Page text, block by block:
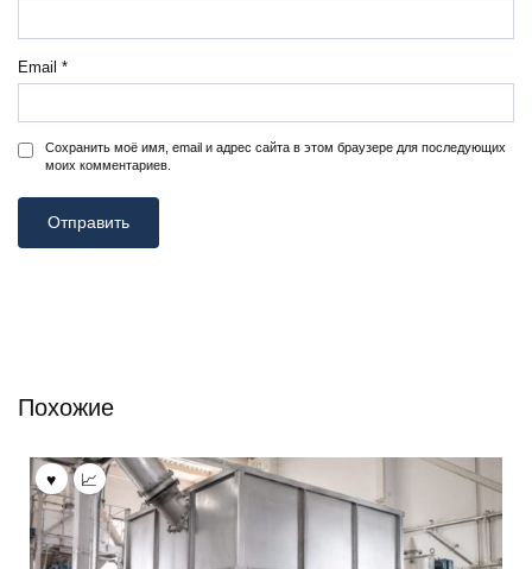
Email *
Сохранить моё имя, email и адрес сайта в этом браузере для последующих
моих комментариев.
Похожие